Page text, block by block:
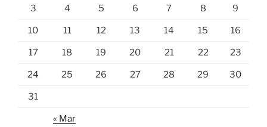
3 4 5 6 7 8 9
10 11 12 13 14 15 16
17 18 19 20 21 22 23
24 25 26 27 28 29 30
31
« Mar